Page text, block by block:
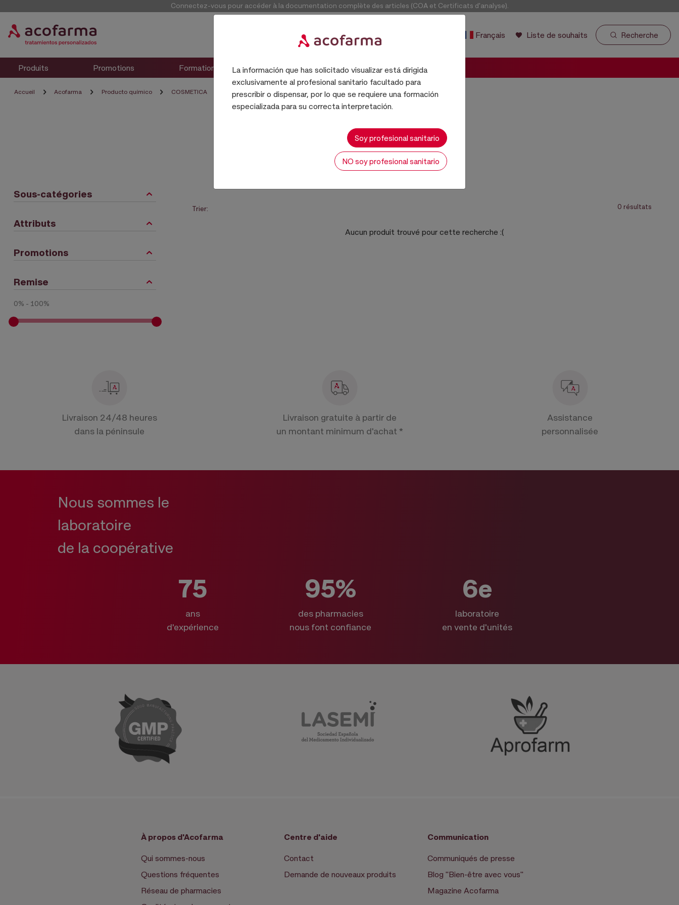
Connectez-vous pour accéder à la documentation complète des articles (COA et Certificats d'analyse).
Français Liste de souhaits Recherche
Produits Promotions Formation
Accueil Acofarma Producto químico COSMETICA ACONDICIONADORES CAPILARES
ACONDICIONADORES CAPILARES
Sous-catégories
Attributs
Promotions
Remise
0% - 100%
Trier: 0 résultats
Aucun produit trouvé pour cette recherche :(
Livraison 24/48 heures
dans la péninsule
Livraison gratuite à partir de
un montant minimum d'achat *
Assistance
personnalisée
Nous sommes le
laboratoire
de la coopérative
75
ans
d'expérience
95%
des pharmacies
nous font confiance
6e
laboratoire
en vente d'unités
À propos d'Acofarma
Qui sommes-nous
Questions fréquentes
Réseau de pharmacies
Centre d'aide
Contact
Demande de nouveaux produits
Communication
Communiqués de presse
Blog "Bien-être avec vous"
Magazine Acofarma
La información que has solicitado visualizar está dirigida
exclusivamente al profesional sanitario facultado para
prescribir o dispensar, por lo que se requiere una formación
especializada para su correcta interpretación.
Soy profesional sanitario
NO soy profesional sanitario